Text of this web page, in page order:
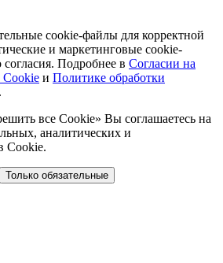
cookie-файлы для корректной
и маркетинговые cookie-
Подробнее в Согласии на
Cookie и Политике обработки
.
все Cookie» Вы соглашаетесь на
аналитических и
Cookie.
Только обязательные